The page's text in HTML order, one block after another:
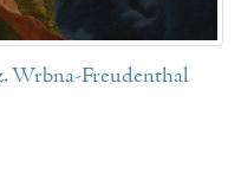
Wrbna-Freudenthal